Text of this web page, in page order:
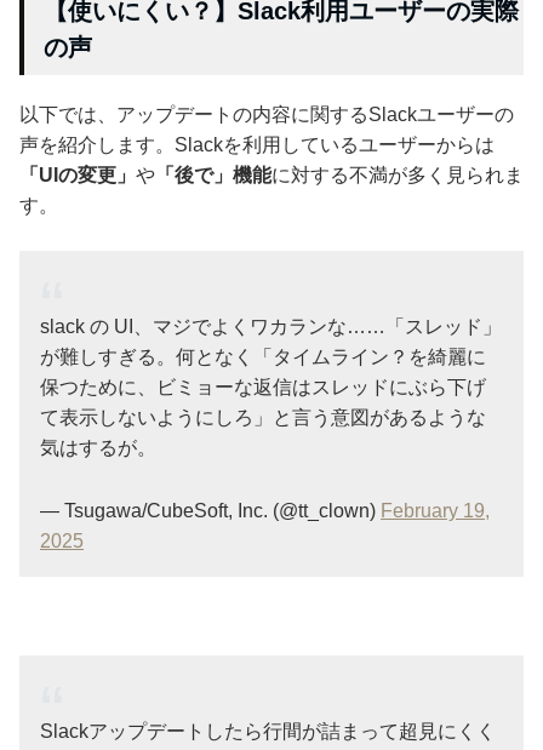
【使いにくい？】Slack利用ユーザーの実際
の声
以下では、アップデートの内容に関するSlackユーザーの
声を紹介します。Slackを利用しているユーザーからは
「UIの変更」 や 「後で」機能に対する不満が多く見られま
す。
slack の UI、マジでよくワカランな……「スレッド」
が難しすぎる。何となく「タイムライン？を綺麗に
保つために、ビミョーな返信はスレッドにぶら下げ
て表示しないようにしろ」と言う意図があるような
気はするが。
— Tsugawa/CubeSoft, Inc. (@tt_clown) February 19,
2025
Slackアップデートしたら行間が詰まって超見にくく